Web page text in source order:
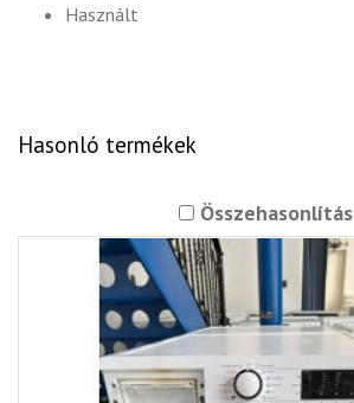
Használt
Hasonló termékek
Összehasonlítás